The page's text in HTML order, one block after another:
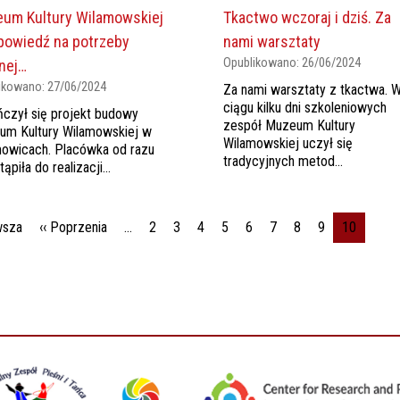
Kultury Wilamowskiej
na potrzeby
27/06/2024
się projekt budowy
Kultury Wilamowskiej w
Placówka od razu
do realizacji...
Tkactwo wczoraj i dziś. Za
nami warsztaty
Opublikowano:26/06/2024
Za nami warsztaty z tkactwa.
ciągu kilku dni szkoleniowych
zespół Muzeum Kultury
Wilamowskiej uczył się
tradycyjnych metod...
Pierwsza strona
‹‹ PoprzeniaPoprzednia strona
… 2 3 4 5 6 7 8 9 10